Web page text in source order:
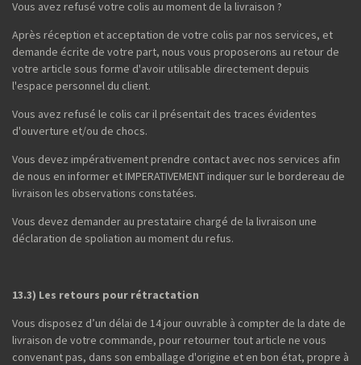
Vous avez refusé votre colis au moment de la livraison ?
Après réception et acceptation de votre colis par nos services, et
demande écrite de votre part, nous vous proposerons au retour de
votre article sous forme d'avoir utilisable directement depuis
l'espace personnel du client.
Vous avez refusé le colis car il présentait des traces évidentes
d'ouverture et/ou de chocs.
Vous devez impérativement prendre contact avec nos services afin
de nous en informer et IMPERATIVEMENT indiquer sur le bordereau de
livraison les observations constatées.
Vous devez demander au prestataire chargé de la livraison une
déclaration de spoliation au moment du refus.
13.3) Les retours pour rétractation
Vous disposez d’un délai de 14 jour ouvrable à compter de la date de
livraison de votre commande, pour retourner tout article ne vous
convenant pas, dans son emballage d'origine et en bon état, propre à